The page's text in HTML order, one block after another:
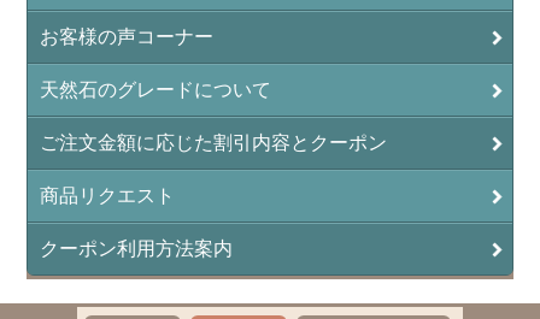
エメラルド(emerald/翠玉)
エレスチャル(elestial/骸骨水晶)
オーロラクォーツ(レインボー水晶)
オニキス(ブラック)(Black Onyx)
オブシディアン（黒曜石/Obsidian）
お客様の声コーナー
天然石のグレードについて
ご注文金額に応じた割引内容とクーポン
商品リクエスト
クーポン利用方法案内